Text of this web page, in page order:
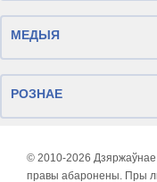
МЕДЫЯ
РОЗНАЕ
© 2010-2026
правы абаронены. Пры